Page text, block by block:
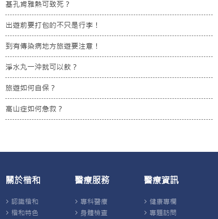
基孔肯雅熱可致死？
出遊前要打包的不只是行李！
到有傳染病地方旅遊要注意！
淨水丸一沖就可以飲？
旅遊如何自保？
高山症如何急救？
關於楷和
認識楷和
楷和特色
醫療服務
專科醫療
身體檢查
醫療資訊
健康專欄
專題訪問